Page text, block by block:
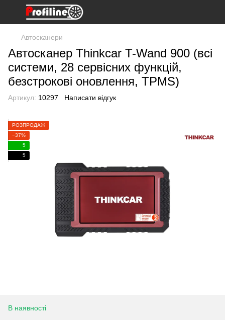
Автосканери
Автосканер Thinkcar T-Wand 900 (всі
системи, 28 сервісних функцій,
безстрокові оновлення, TPMS)
Артикул: 10297 Написати відгук
РОЗПРОДАЖ
−37%
5
5
В наявності